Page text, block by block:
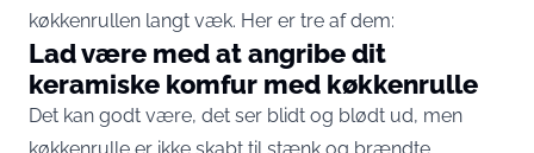
køkkenrullen langt væk. Her er tre af dem:
Lad være med at angribe dit
keramiske komfur med køkkenrulle
Det kan godt være, det ser blidt og blødt ud, men